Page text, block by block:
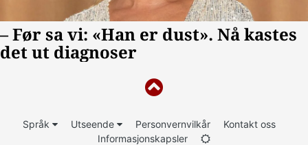
Språk Utseende Personvernvilkår
Kontakt oss
Informasjonskapsler